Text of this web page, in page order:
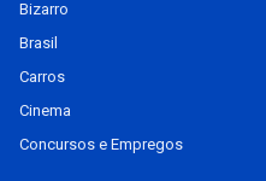
Bizarro
Brasil
Carros
Cinema
Concursos e Empregos